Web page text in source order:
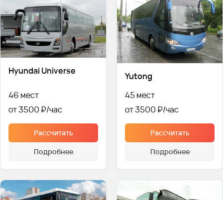
Hyundai Universe
46 мест
от 3500 ₽
Рассчитать
Подробнее
Yutong
45 мест
от 3500 ₽
Рассчитать
Подробнее